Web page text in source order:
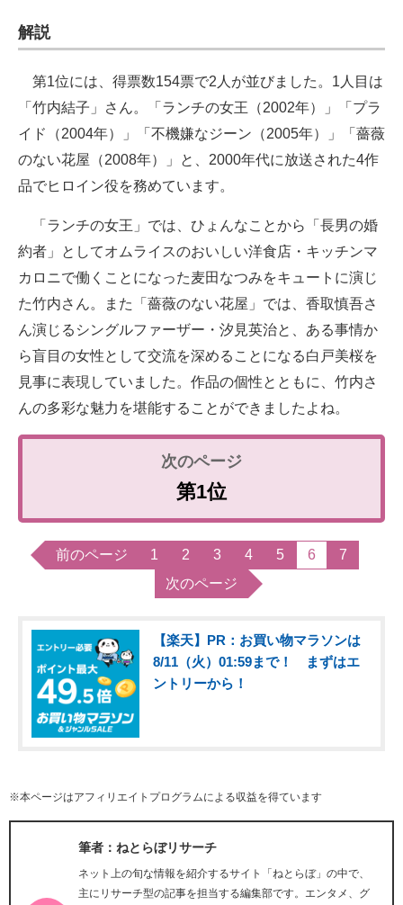
建設×テクノロジーの最前線
解説
第1位には、得票数154票で2人が並びました。1人目は
「竹内結子」さん。「ランチの女王（2002年）」「プラ
イド（2004年）」「不機嫌なジーン（2005年）」「薔薇
のない花屋（2008年）」と、2000年代に放送された4作
品でヒロイン役を務めています。
「ランチの女王」では、ひょんなことから「長男の婚
約者」としてオムライスのおいしい洋食店・キッチンマ
カロニで働くことになった麦田なつみをキュートに演じ
た竹内さん。また「薔薇のない花屋」では、香取慎吾さ
ん演じるシングルファーザー・汐見英治と、ある事情か
ら盲目の女性として交流を深めることになる白戸美桜を
見事に表現していました。作品の個性とともに、竹内さ
んの多彩な魅力を堪能することができましたよね。
第1位
前のページ 1 2 3 4 5 6
7
次のページ
【楽天】PR：お買い物マラソンは
8/11（火）01:59まで！ まずはエ
ントリーから！
※本ページはアフィリエイトプログラムによる収益を得ています
筆者：ねとらぼリサーチ
ネット上の旬な情報を紹介するサイト「ねとらぼ」の中で、
主にリサーチ型の記事を担当する編集部です。エンタメ、グ